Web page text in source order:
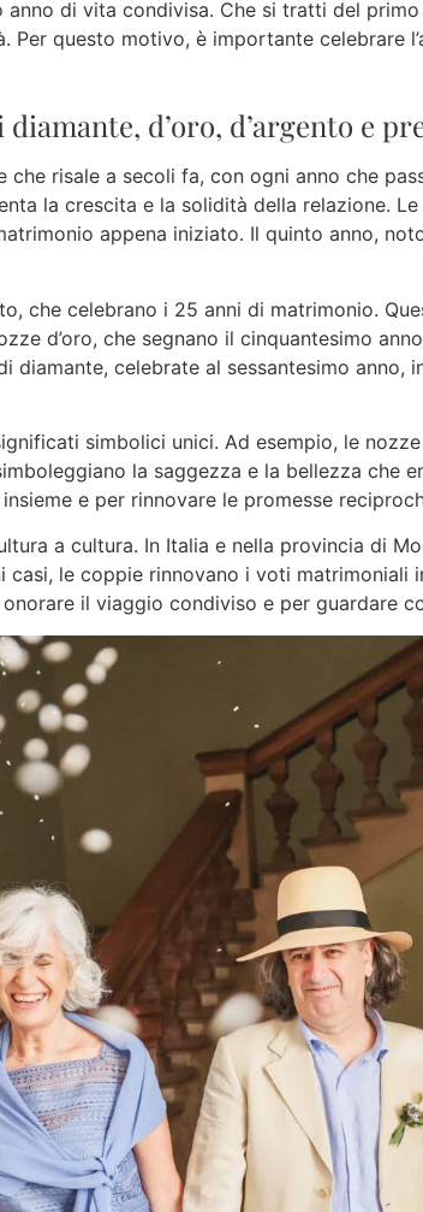
di vita condivisa. Che si tratti del
Per questo motivo, è importante celebrare
d’oro, d’argento e
che risale a secoli fa, con ogni anno che
la crescita e la solidità della relazione.
appena iniziato. Il quinto anno,
che celebrano i 25 anni di matrimonio.
d’oro, che segnano il cinquantesimo
diamante, celebrate al sessantesimo anno,
simbolici unici. Ad esempio, le
la saggezza e la bellezza che
e per rinnovare le promesse
a cultura. In Italia e nella provincia di
le coppie rinnovano i voti matrimoniali
il viaggio condiviso e per guardare